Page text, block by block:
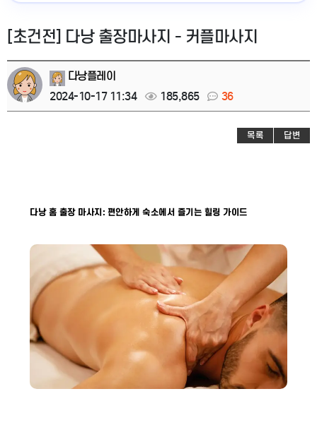
[초건전] 다낭 출장마사지 - 커플마사지
다낭플레이
2024-10-17 11:34
185,865 36
목록 답변
다낭 홈 출장 마사지: 편안하게 숙소에서 즐기는 힐링 가이드